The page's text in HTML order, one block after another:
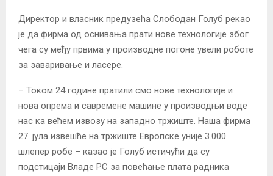
Директор и власник предузећа Слободан Голуб рекао
је да фирма од оснивања прати нове технологије због
чега су међу првима у производне погоне увели роботе
за заваривање и ласере.
– Током 24 године пратили смо нове технологије и
нова опрема и савремене машине у производњи воде
нас ка већем извозу на западно тржиште. Наша фирма
27. јула извешће на тржиште Европске уније 3.000.
шлепер робе – казао је Голуб истичући да су
подстицаји Владе РС за повећање плата радника